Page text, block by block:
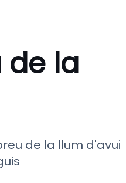
de la
de la llum d'avui